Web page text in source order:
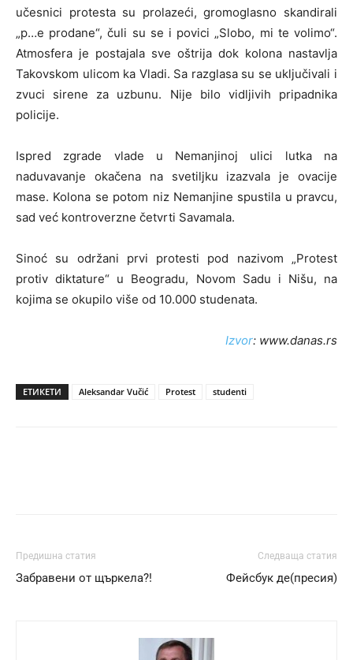
učesnici protesta su prolazeći, gromoglasno skandirali
„p…e prodane“, čuli su se i povici „Slobo, mi te volimo“.
Atmosfera je postajala sve oštrija dok kolona nastavlja
Takovskom ulicom ka Vladi. Sa razglasa su se uključivali i
zvuci sirene za uzbunu. Nije bilo vidljivih pripadnika
policije.
Ispred zgrade vlade u Nemanjinoj ulici lutka na
naduvavanje okačena na svetiljku izazvala je ovacije
mase. Kolona se potom niz Nemanjine spustila u pravcu,
sad već kontroverzne četvrti Savamala.
Sinoć su održani prvi protesti pod nazivom „Protest
protiv diktature“ u Beogradu, Novom Sadu i Nišu, na
kojima se okupilo više od 10.000 studenata.
Izvor: www.danas.rs
ЕТИКЕТИ Aleksandar Vučić Protest studenti
Предишна статия
Забравени от щъркела?!
Следваща статия
Фейсбук де(пресия)